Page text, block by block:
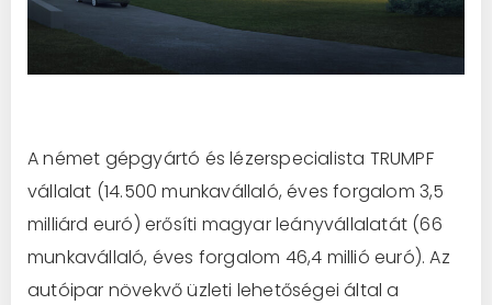
A német gépgyártó és lézerspecialista TRUMPF
vállalat (14.500 munkavállaló, éves forgalom 3,5
milliárd euró) erősíti magyar leányvállalatát (66
munkavállaló, éves forgalom 46,4 millió euró). Az
autóipar növekvő üzleti lehetőségei által a